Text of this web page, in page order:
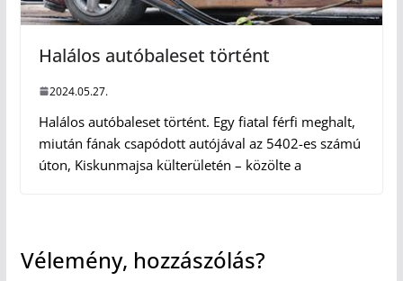
Halálos autóbaleset történt
2024.05.27.
Halálos autóbaleset történt. Egy fiatal férfi meghalt,
miután fának csapódott autójával az 5402-es számú
úton, Kiskunmajsa külterületén – közölte a
Vélemény, hozzászólás?